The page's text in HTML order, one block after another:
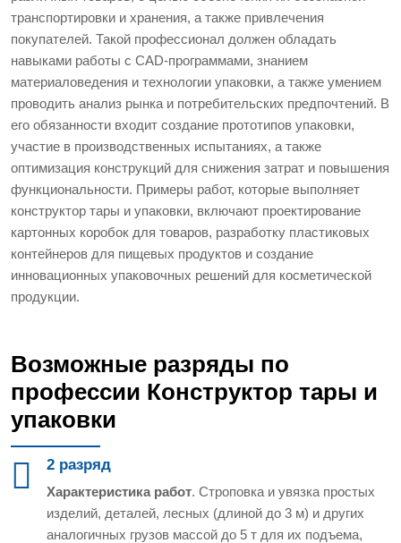
транспортировки и хранения, а также привлечения
покупателей. Такой профессионал должен обладать
навыками работы с CAD-программами, знанием
материаловедения и технологии упаковки, а также умением
проводить анализ рынка и потребительских предпочтений. В
его обязанности входит создание прототипов упаковки,
участие в производственных испытаниях, а также
оптимизация конструкций для снижения затрат и повышения
функциональности. Примеры работ, которые выполняет
конструктор тары и упаковки, включают проектирование
картонных коробок для товаров, разработку пластиковых
контейнеров для пищевых продуктов и создание
инновационных упаковочных решений для косметической
продукции.
Возможные разряды по
профессии Конструктор тары и
упаковки
2 разряд
Характеристика работ. Строповка и увязка простых
изделий, деталей, лесных (длиной до 3 м) и других
аналогичных грузов массой до 5 т для их подъема,